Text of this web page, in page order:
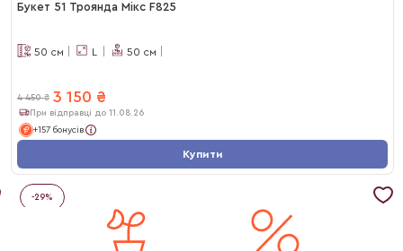
Букет 51 Троянда Мікс F825
50 см L 50 см
4 450 ₴ 3 150 ₴
При відправці до 11.08.26
+157 бонусів
Купити
-29%